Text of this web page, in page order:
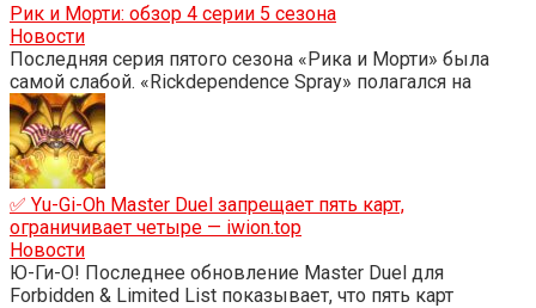
Рик и Морти: обзор 4 серии 5 сезона
Новости
Последняя серия пятого сезона «Рика и Морти» была
самой слабой. «Rickdependence Spray» полагался на
✅ Yu-Gi-Oh Master Duel запрещает пять карт,
ограничивает четыре — iwion.top
Новости
Ю-Ги-О! Последнее обновление Master Duel для
Forbidden & Limited List показывает, что пять карт